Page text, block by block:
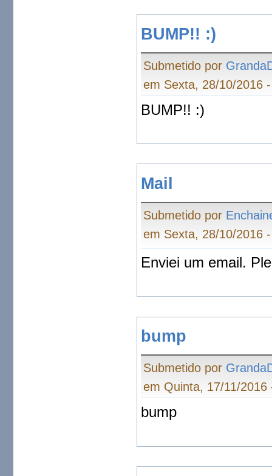
BUMP!! :)
Submetido por
em Sexta, 28/10/2016
BUMP!! :)
Mail
Submetido por
em Sexta, 28/10/2016
Enviei um email.
bump
Submetido por
em Quinta, 17/11/2016
bump